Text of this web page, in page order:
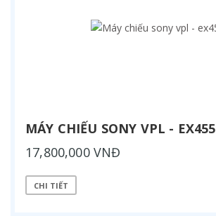
MÁY CHIẾU SONY VPL - EX455
17,800,000 VNĐ
CHI TIẾT